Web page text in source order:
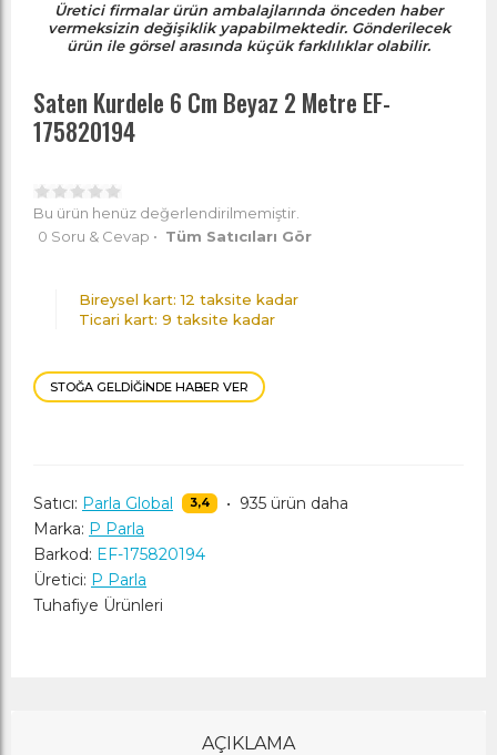
Üretici firmalar ürün ambalajlarında önceden haber
vermeksizin değişiklik yapabilmektedir. Gönderilecek
ürün ile görsel arasında küçük farklılıklar olabilir.
Saten Kurdele 6 Cm Beyaz 2 Metre EF-
175820194
Bu ürün henüz değerlendirilmemiştir.
0 Soru & Cevap • Tüm Satıcıları Gör
Bireysel kart: 12 taksite kadar
Ticari kart: 9 taksite kadar
STOĞA GELDIĞINDE HABER VER
Satıcı: Parla Global 3,4 • 935 ürün daha
Marka: P Parla
Barkod: EF-175820194
Üretici: P Parla
Tuhafiye Ürünleri
AÇIKLAMA